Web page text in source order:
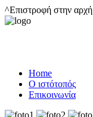
^Επιστροφή στην αρχή
Home
Ο ιστότοπός
Επικοινωνία